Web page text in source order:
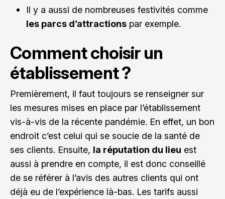
Il y a aussi de nombreuses festivités comme
les parcs d’attractions par exemple.
Comment choisir un
établissement ?
Premièrement, il faut toujours se renseigner sur
les mesures mises en place par l’établissement
vis-à-vis de la récente pandémie. En effet, un bon
endroit c’est celui qui se soucie de la santé de
ses clients. Ensuite, la réputation du lieu est
aussi à prendre en compte, il est donc conseillé
de se référer à l’avis des autres clients qui ont
déjà eu de l’expérience là-bas. Les tarifs aussi